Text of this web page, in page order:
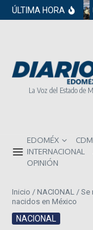
Saltar al contenido
ÚLTIMA HORA
La Voz del Estado de
EDOMÉX
INTERNACIONAL
OPINIÓN
Inicio / NACIONAL / Se
nacidos en México
NACIONAL